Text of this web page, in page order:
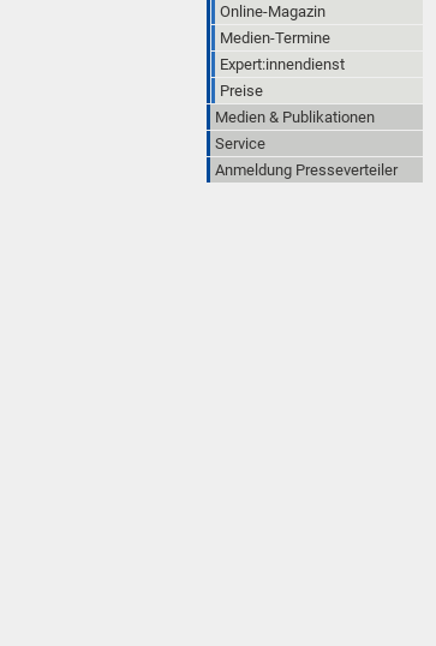
Online-Magazin
Medien-Termine
Expert:innendienst
Preise
Medien & Publikationen
Service
Anmeldung Presseverteiler